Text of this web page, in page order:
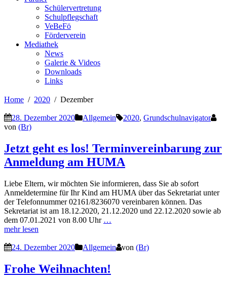
Schülervertretung
Schulpflegschaft
VeBeFö
Förderverein
Mediathek
News
Galerie & Videos
Downloads
Links
Home 2020 Dezember
28. Dezember 2020 Allgemein 2020, Grundschulnavigator
von (Br)
Jetzt geht es los! Terminvereinbarung zur
Anmeldung am HUMA
Liebe Eltern, wir möchten Sie informieren, dass Sie ab sofort
Anmeldetermine für Ihr Kind am HUMA über das Sekretariat unter
der Telefonnummer 02161/8236070 vereinbaren können. Das
Sekretariat ist am 18.12.2020, 21.12.2020 und 22.12.2020 sowie ab
dem 07.01.2021 von 8.00 Uhr …
mehr lesen
24. Dezember 2020 Allgemein von (Br)
Frohe Weihnachten!